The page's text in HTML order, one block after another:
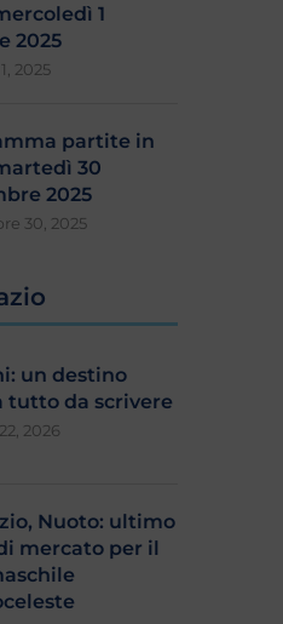
1
2025
2025
partite in
30
2025
30, 2025
un destino
tutto da scrivere
2026
Nuoto: ultimo
mercato per il